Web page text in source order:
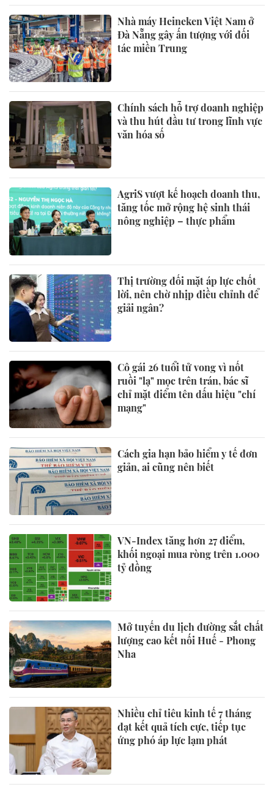
Nhà máy Heineken Việt Nam ở
Đà Nẵng gây ấn tượng với đối
tác miền Trung
Chính sách hỗ trợ doanh nghiệp
và thu hút đầu tư trong lĩnh vực
văn hóa số
AgriS vượt kế hoạch doanh thu,
tăng tốc mở rộng hệ sinh thái
nông nghiệp – thực phẩm
Thị trường đối mặt áp lực chốt
lời, nên chờ nhịp điều chỉnh để
giải ngân?
Cô gái 26 tuổi tử vong vì nốt
ruồi "lạ" mọc trên trán, bác sĩ
chỉ mặt điểm tên dấu hiệu "chí
mạng"
Cách gia hạn bảo hiểm y tế đơn
giản, ai cũng nên biết
VN-Index tăng hơn 27 điểm,
khối ngoại mua ròng trên 1.000
tỷ đồng
Mở tuyến du lịch đường sắt chất
lượng cao kết nối Huế - Phong
Nha
Nhiều chỉ tiêu kinh tế 7 tháng
đạt kết quả tích cực, tiếp tục
ứng phó áp lực lạm phát